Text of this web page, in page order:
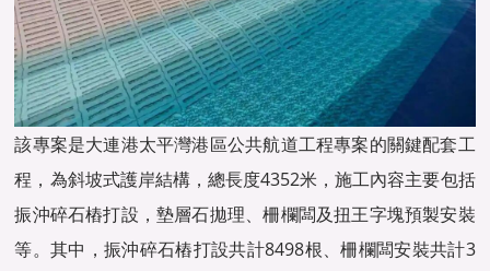
該專案是大連港太平灣港區公共航道工程專案的關鍵配套工
程，為斜坡式護岸結構，總長度4352米，施工內容主要包括
振沖碎石樁打設，墊層石拋理、柵欄闆及扭王字塊預製安裝
等。其中，振沖碎石樁打設共計8498根、柵欄闆安裝共計3